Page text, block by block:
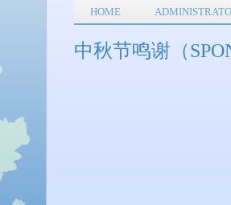
HOME
中秋节鸣谢（